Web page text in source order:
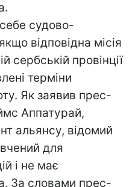
судово-
відповідна місія
сербській провінції
терміни
Як заявив прес-
Аппатурай,
альянсу, відомий
для
і не має
За словами прес-